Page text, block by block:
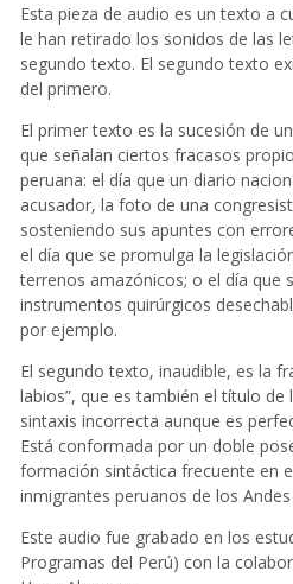
Esta pieza de audio es un texto a
le han retirado los sonidos de las
segundo texto. El segundo texto
del primero.
El primer texto es la sucesión de
que señalan ciertos fracasos
peruana: el día que un diario
acusador, la foto de una
sosteniendo sus apuntes con
el día que se promulga la
terrenos amazónicos; o el día que
instrumentos quirúrgicos
por ejemplo.
El segundo texto, inaudible, es la
labios”, que es también el título de
sintaxis incorrecta aunque es
Está conformada por un doble
formación sintáctica frecuente en
inmigrantes peruanos de los
Este audio fue grabado en los
Programas del Perú) con la